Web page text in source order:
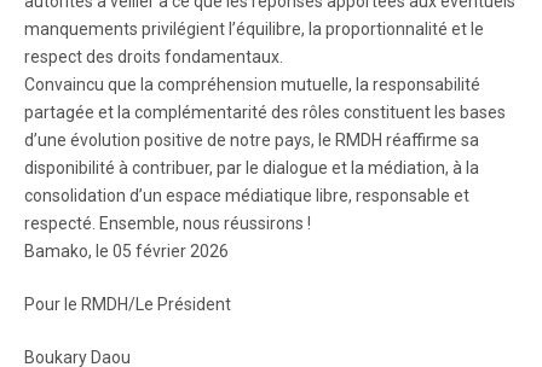
manquements privilégient l’équilibre, la proportionnalité et le
respect des droits fondamentaux.
Convaincu que la compréhension mutuelle, la responsabilité
partagée et la complémentarité des rôles constituent les bases
d’une évolution positive de notre pays, le RMDH réaffirme sa
disponibilité à contribuer, par le dialogue et la médiation, à la
consolidation d’un espace médiatique libre, responsable et
respecté. Ensemble, nous réussirons !
Bamako, le 05 février 2026
Pour le RMDH/Le Président
Boukary Daou